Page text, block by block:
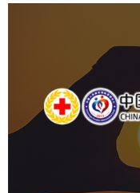
中国人
国企